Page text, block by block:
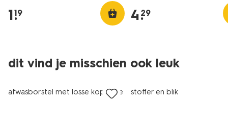
1.
19 4.
29
dit vind je misschien ook leuk
1+1 gratis
afwasborstel met losse kop roze
1+1 gratis
stoffer en blik